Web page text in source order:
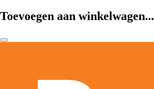
Toevoegen aan winkelwagen...